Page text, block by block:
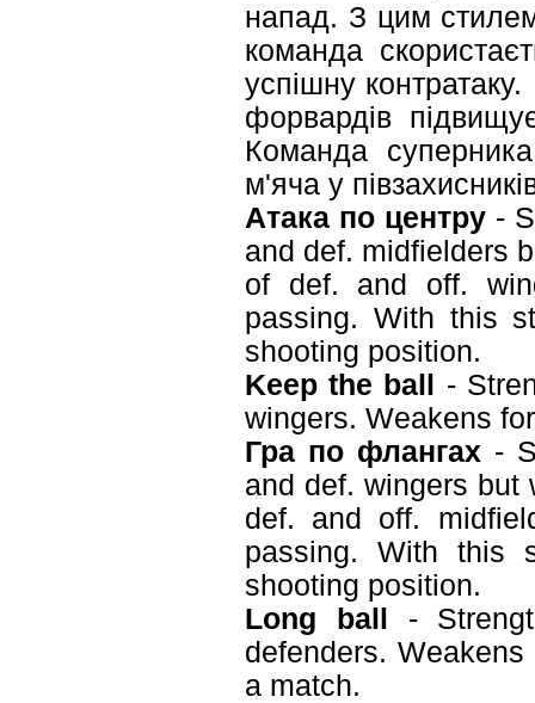
напад. З цим
команда
успішну контратаку.
форвардів
Команда
м'яча у
Атака по центру -
and def. midfielders
of def. and off.
passing. With this
shooting position.
Keep the ball
-
wingers. Weakens
Гра по флангах-
and def. wingers but
def. and off.
passing. With this
shooting position.
Long ball
-
defenders.
a match.